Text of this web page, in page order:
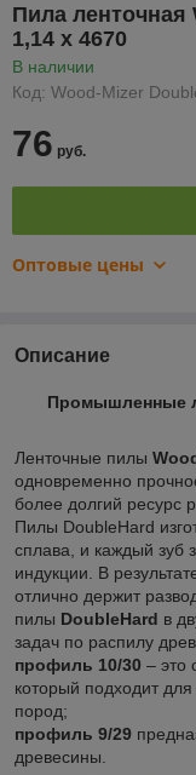
Пила ленточная
1,14 х 4670
В наличии
Код: Wood-Mizer
76 руб.
Оптовые цены
Описание
Промышленные
Ленточные пилы
одновременно
более долгий ресурс
Пилы DoubleHard
сплава, и каждый зуб
индукции. В
отлично держит
пилы DoubleHard в
задач по распилу
профиль 10/30 – это
который подходит
пород;
профиль 9/29
древесины.